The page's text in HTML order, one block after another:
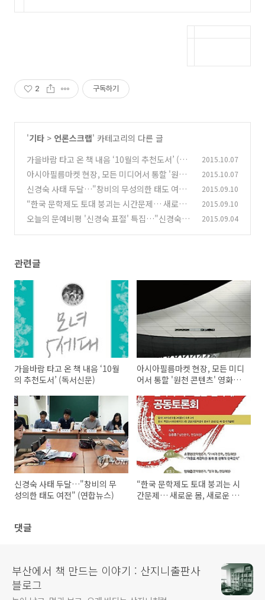
2 구독하기
'기타 > 언론스크랩' 카테고리의 다른 글
가을바람 타고 온 책 내음 ‘10월의 추천도서’ (독
서신문)
(0)
2015.10.07
아시아필름마켓 현장, 모든 미디어서 통할 '원천
콘텐츠' 영화산업 뜨거운 화두로 (부산일보) (0)
2015.10.07
신경숙 사태 두달…"창비의 무성의한 태도 여전"
(연합뉴스)
(0)
2015.09.10
“한국 문학제도 토대 붕괴는 시간문제… 새로운
몸, 새로운 개념의 문학 필요” (경향신문) (0)
2015.09.10
오늘의 문예비평 '신경숙 표절' 특집…"신경숙 진
2015.09.04
관련글
가을바람 타고 온 책 내음 ‘10월
의 추천도서’ (독서신문)
아시아필름마켓 현장, 모든 미디
어서 통할 '원천 콘텐츠' 영화산
신경숙 사태 두달…"창비의 무
성의한 태도 여전" (연합뉴스)
“한국 문학제도 토대 붕괴는 시
간문제… 새로운 몸, 새로운 개
댓글
부산에서 책 만드는 이야기 : 산지니출판사
블로그